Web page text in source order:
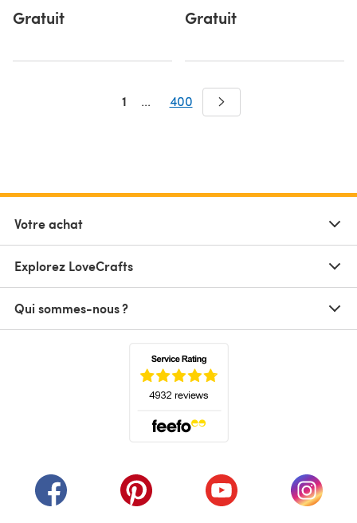
Gratuit Gratuit
1 ... 400
Votre achat
Explorez LoveCrafts
Qui sommes-nous ?
(s'ouvre dans un nouvel onglet)
(s'ouvre dans un nouvel onglet)
(s'ouvre dans un(s'ouvre